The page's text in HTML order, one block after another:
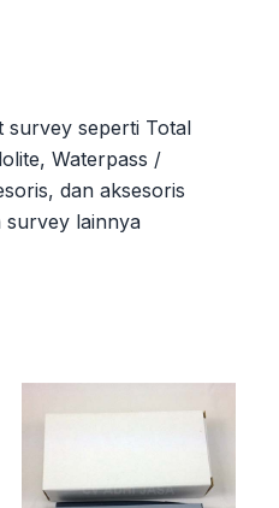
survey seperti Total
Waterpass /
dan aksesoris
lainnya